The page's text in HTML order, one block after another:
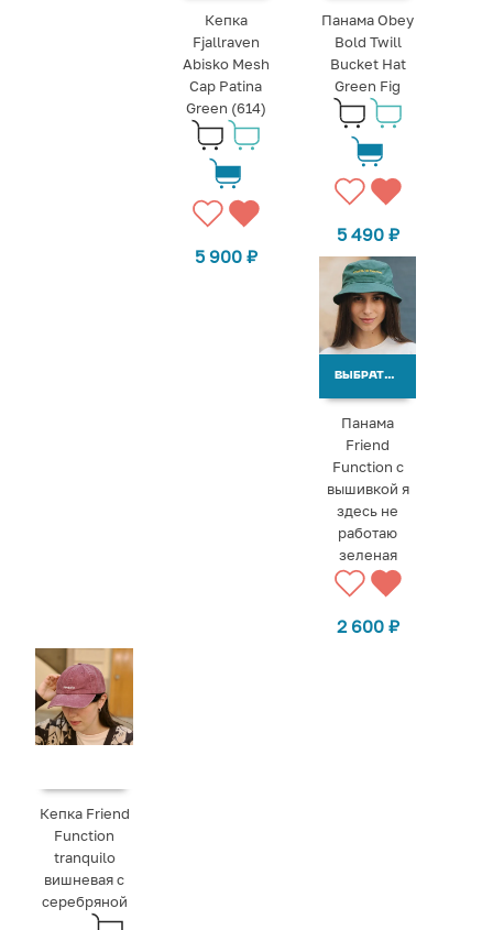
Кепка
Fjallraven
Abisko Mesh
Cap Patina
Green (614)
5 900 ₽
Панама Obey
Bold Twill
Bucket Hat
Green Fig
5 490 ₽
ВЫБРАТЬ ВАРИАНТЫ
Панама
Friend
Function с
вышивкой я
здесь не
работаю
зеленая
2 600 ₽
Кепка Friend
Function
tranquilo
вишневая с
серебряной